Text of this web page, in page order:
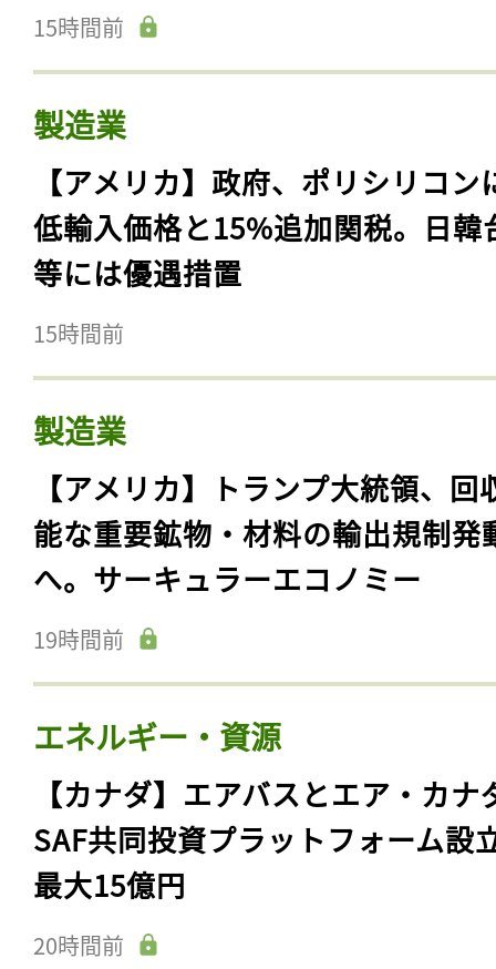
15時間前
製造業
【アメリカ】政府、ポリシリコン
低輸入価格と15%追加関税。日韓
等には優遇措置
15時間前
製造業
【アメリカ】トランプ大統領、回
能な重要鉱物・材料の輸出規制発
へ。サーキュラーエコノミー
19時間前
エネルギー・資源
【カナダ】エアバスとエア・カナ
SAF共同投資プラットフォーム設
最大15億円
20時間前